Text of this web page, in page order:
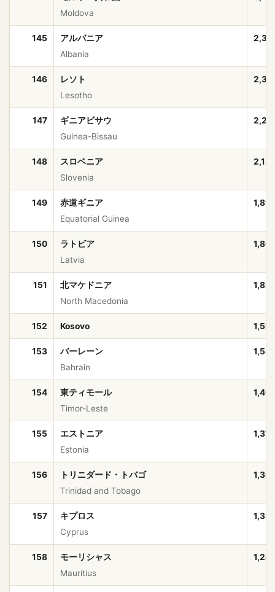
Moldova
145
アルバニア
Albania
146
レソト
Lesotho
147
ギニアビサウ
Guinea-Bissau
148
スロベニア
Slovenia
149
赤道ギニア
Equatorial Guinea
150
ラトビア
Latvia
151
北マケドニア
North Macedonia
152 Kosovo
153
バーレーン
Bahrain
154
東ティモール
Timor-Leste
155
エストニア
Estonia
156
トリニダード・トバゴ
Trinidad and Tobago
157
キプロス
Cyprus
158
モーリシャス
Mauritius